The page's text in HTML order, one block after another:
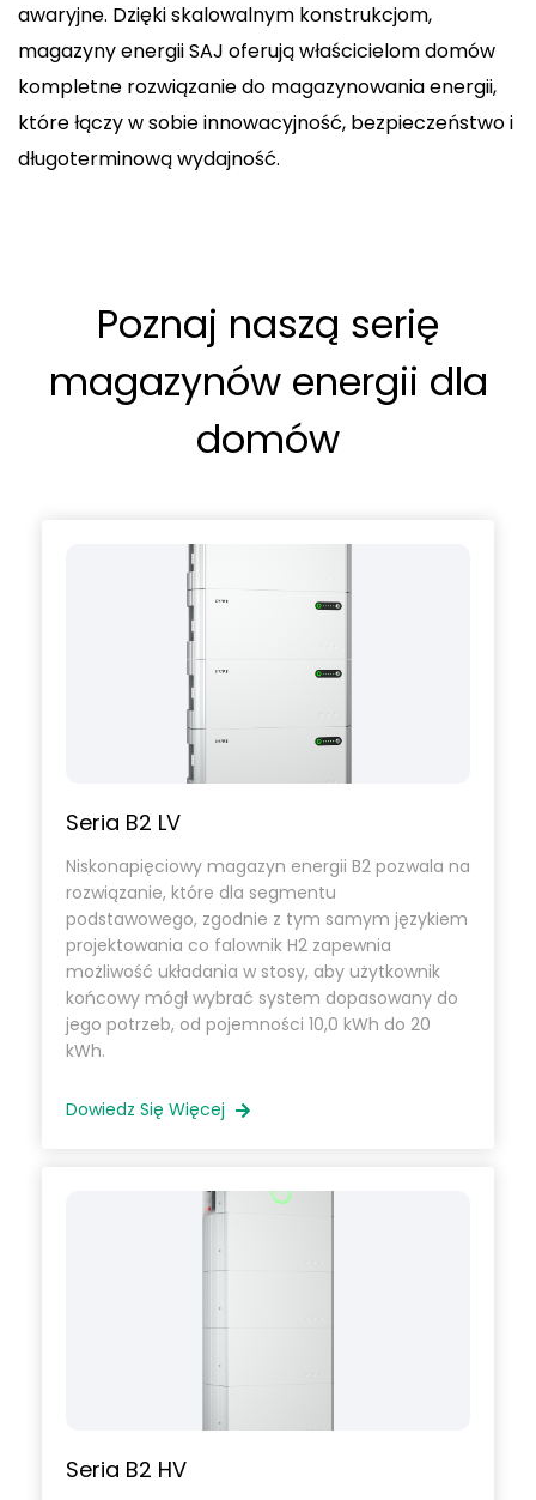
awaryjne. Dzięki skalowalnym konstrukcjom,
magazyny energii SAJ oferują właścicielom domów
kompletne rozwiązanie do magazynowania energii,
które łączy w sobie innowacyjność, bezpieczeństwo i
długoterminową wydajność.
Poznaj naszą serię
magazynów energii dla
domów
Seria B2 LV
Niskonapięciowy magazyn energii B2 pozwala na
rozwiązanie, które dla segmentu
podstawowego, zgodnie z tym samym językiem
projektowania co falownik H2 zapewnia
możliwość układania w stosy, aby użytkownik
końcowy mógł wybrać system dopasowany do
jego potrzeb, od pojemności 10,0 kWh do 20
kWh.
Dowiedz Się Więcej
Seria B2 HV